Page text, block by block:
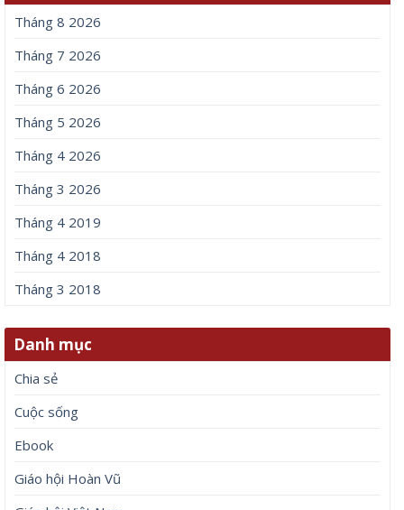
Tháng 8 2026
Tháng 7 2026
Tháng 6 2026
Tháng 5 2026
Tháng 4 2026
Tháng 3 2026
Tháng 4 2019
Tháng 4 2018
Tháng 3 2018
Danh mục
Chia sẻ
Cuộc sống
Ebook
Giáo hội Hoàn Vũ